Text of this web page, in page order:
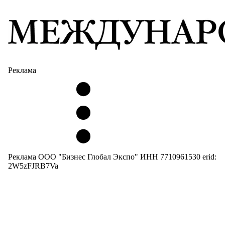
Реклама
Реклама ООО "Бизнес Глобал Экспо" ИНН 7710961530 erid:
2W5zFJRB7Va